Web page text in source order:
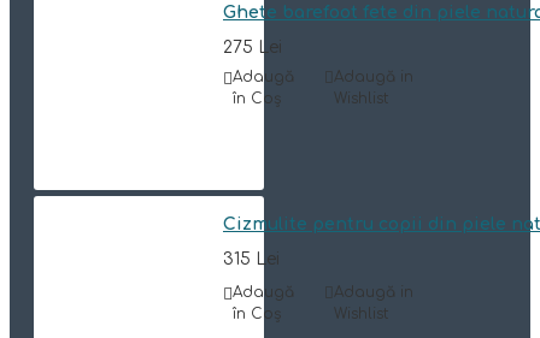
Ghete barefoot fete din piele
275 Lei
Adaugă
în Coş
Adaugă in
Wishlist
Cizmulite pentru copii din piele
315 Lei
Adaugă
în Coş
Adaugă in
Wishlist